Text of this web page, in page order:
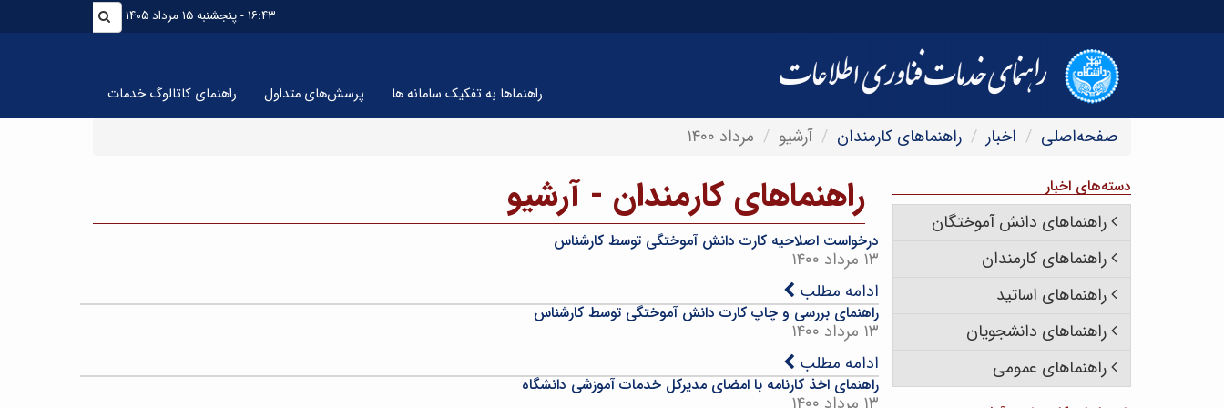
۱۶:۴۳- پنجشنبه ۱۵ مرداد ۱۴۰۵
راهنمای کاتالوگ خدمات پرسش‌های متداول راهنماها به تفکیک سامانه ها
صفحه‌اصلی اخبار راهنماهای کارمندان آرشیو مرداد ۱۴۰۰
راهنماهای کارمندان - آرشیو
درخواست اصلاحیه کارت دانش آموختگی توسط کارشناس
۱۳ مرداد ۱۴۰۰
ادامه مطلب
راهنمای بررسی و چاپ کارت دانش آموختگی توسط کارشناس
۱۳ مرداد ۱۴۰۰
ادامه مطلب
راهنمای اخذ کارنامه با امضای مدیرکل خدمات آموزشی دانشگاه
دسته‌های اخبار
راهنماهای دانش آموختگان
راهنماهای کارمندان
راهنماهای اساتید
راهنماهای دانشجویان
راهنماهای عمومی